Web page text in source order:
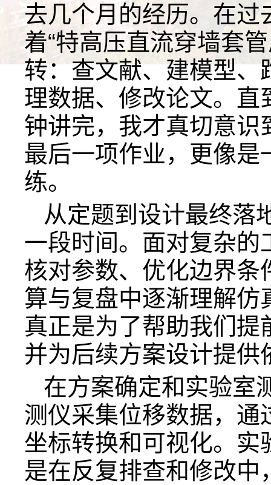
去几个月的经历。在过
着“特高压直流穿墙套
转：查文献、建模型、
理数据、修改论文。直
钟讲完，我才真切意识
最后一项作业，更像
练。
从定题到设计最终落
一段时间。面对复杂的
核对参数、优化边界条
算与复盘中逐渐理解仿
真正是为了帮助我们
并为后续方案设计提供
在方案确定和实验室
测仪采集位移数据，通
坐标转换和可视化。实
是在反复排查和修改中